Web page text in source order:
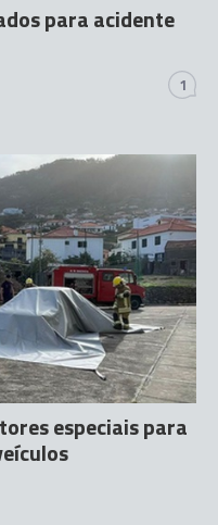
para acidente
1
especiais para